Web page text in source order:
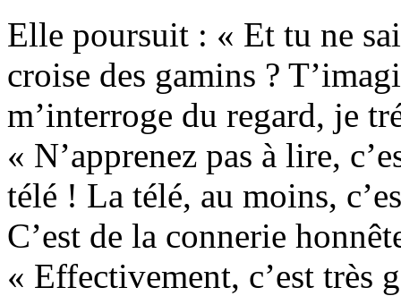
Elle poursuit : « Et tu ne
croise des gamins ?
m’interroge du regard, je
« N’apprenez pas à lire,
télé ! La télé, au moins,
C’est de la connerie
« Effectivement, c’est très